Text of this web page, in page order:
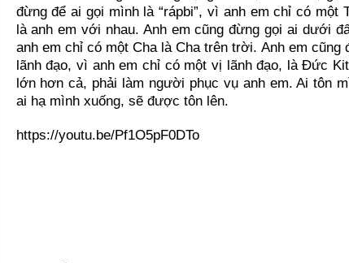
đừng để ai gọi mình là “rápbi”, vì anh em chỉ có một
là anh em với nhau. Anh em cũng đừng gọi ai dưới
anh em chỉ có một Cha là Cha trên trời. Anh em
lãnh đạo, vì anh em chỉ có một vị lãnh đạo, là Đức
lớn hơn cả, phải làm người phục vụ anh em. Ai tôn
ai hạ mình xuống, sẽ được tôn lên.
https://youtu.be/Pf1O5pF0DTo